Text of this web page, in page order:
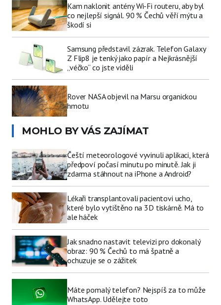
Kam naklonit antény Wi-Fi routeru, aby byl
co nejlepší signál. 90 % Čechů věří mýtu a
škodí si
Samsung představil zázrak. Telefon Galaxy
Z Flip8 je tenký jako papír a Nejkrásnější
„véčko“ co jste viděli
Rover NASA objevil na Marsu organickou
hmotu
MOHLO BY VÁS ZAJÍMAT
Čeští meteorologové vyvinuli aplikaci, která
předpoví počasí minutu po minutě. Jak ji
zdarma stáhnout na iPhone a Android?
Lékaři transplantovali pacientovi ucho,
které bylo vytištěno na 3D tiskárně. Má to
ale háček
Jak snadno nastavit televizi pro dokonalý
obraz: 90 % Čechů to má špatně a
ochuzuje se o zážitek
Máte pomalý telefon? Nejspíš za to může
WhatsApp. Udělejte toto